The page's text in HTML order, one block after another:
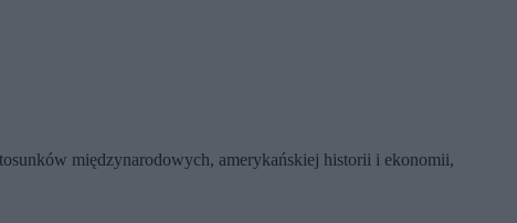
międzynarodowych, amerykańskiej historii i ekonomii,